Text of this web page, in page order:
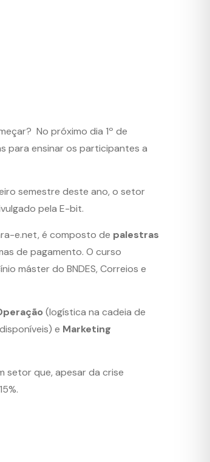
No próximo dia 1º de
para ensinar os participantes a
semestre deste ano, o setor
pela E-bit.
e.net, é composto de palestras
de pagamento. O curso
máster do BNDES, Correios e
(logística na cadeia de
e Marketing
setor que, apesar da crise